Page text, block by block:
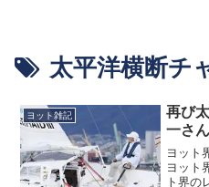
太平洋横断チ
ヨット雑記
再び
一さ
ヨット
ヨット
ト界の